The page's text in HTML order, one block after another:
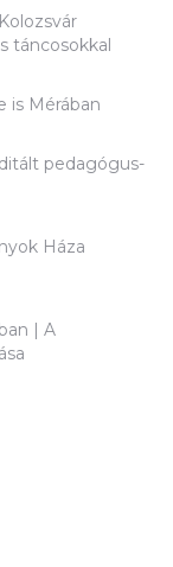
táncosokkal
is Mérában
pedagógus-
Háza
| A